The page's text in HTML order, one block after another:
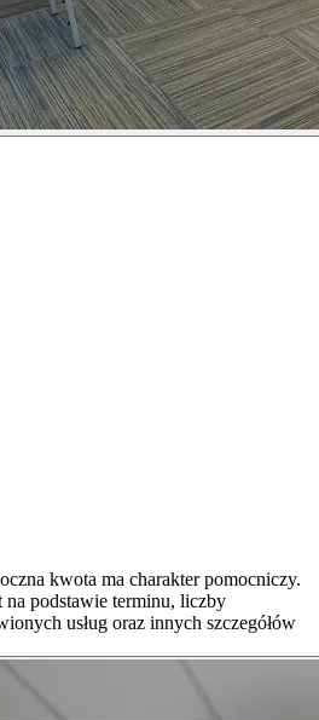
kwota ma charakter pomocniczy.
podstawie terminu, liczby
usług oraz innych szczegółów